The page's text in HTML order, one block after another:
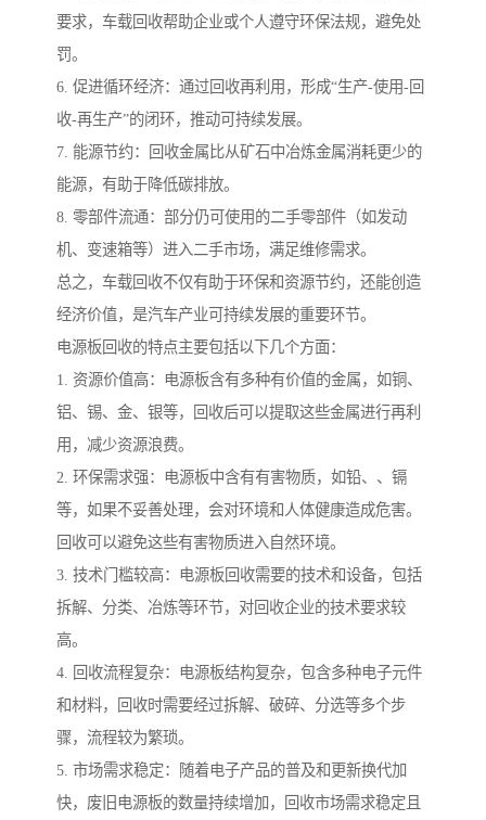
要求，车载回收帮助企业或个人遵守环保法规，避免处
罚。
6. 促进循环经济：通过回收再利用，形成“生产-使用-回
收-再生产”的闭环，推动可持续发展。
7. 能源节约：回收金属比从矿石中冶炼金属消耗更少的
能源，有助于降低碳排放。
8. 零部件流通：部分仍可使用的二手零部件（如发动
机、变速箱等）进入二手市场，满足维修需求。
总之，车载回收不仅有助于环保和资源节约，还能创造
经济价值，是汽车产业可持续发展的重要环节。
电源板回收的特点主要包括以下几个方面：
1. 资源价值高：电源板含有多种有价值的金属，如铜、
铝、锡、金、银等，回收后可以提取这些金属进行再利
用，减少资源浪费。
2. 环保需求强：电源板中含有有害物质，如铅、、镉
等，如果不妥善处理，会对环境和人体健康造成危害。
回收可以避免这些有害物质进入自然环境。
3. 技术门槛较高：电源板回收需要的技术和设备，包括
拆解、分类、冶炼等环节，对回收企业的技术要求较
高。
4. 回收流程复杂：电源板结构复杂，包含多种电子元件
和材料，回收时需要经过拆解、破碎、分选等多个步
骤，流程较为繁琐。
5. 市场需求稳定：随着电子产品的普及和更新换代加
快，废旧电源板的数量持续增加，回收市场需求稳定且